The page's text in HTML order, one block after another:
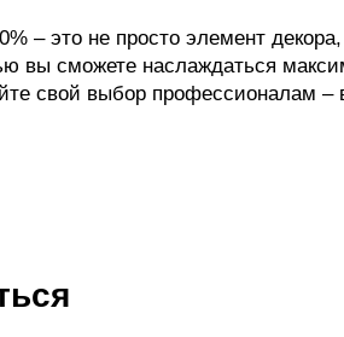
– это не просто элемент
вы сможете наслаждаться
свой выбор профессионалам –